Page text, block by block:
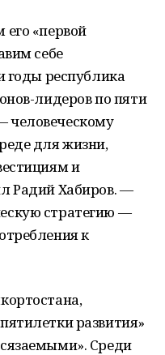
«первой
себе
годы республика
лидеров по пяти
для жизни,
и
Радий Хабиров. —
стратегию —
к
развития»
Среди